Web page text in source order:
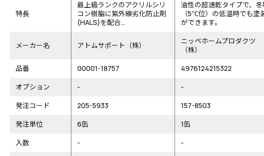
特長
最上級ランクのアクリルシリ
コン樹脂に紫外線劣化防止剤
(HALS)を配合...
油性の超速乾タイプで、冬
（5℃位）の低温時でも塗
ができます。
メーカー名 アトムサポート（株）
ニッペホームプロダクツ
（株）
品番 00001-18757 4976124215322
オプション
- -
発注コード
205-5933 157-8503
発注単位
6缶 1缶
入数
- -